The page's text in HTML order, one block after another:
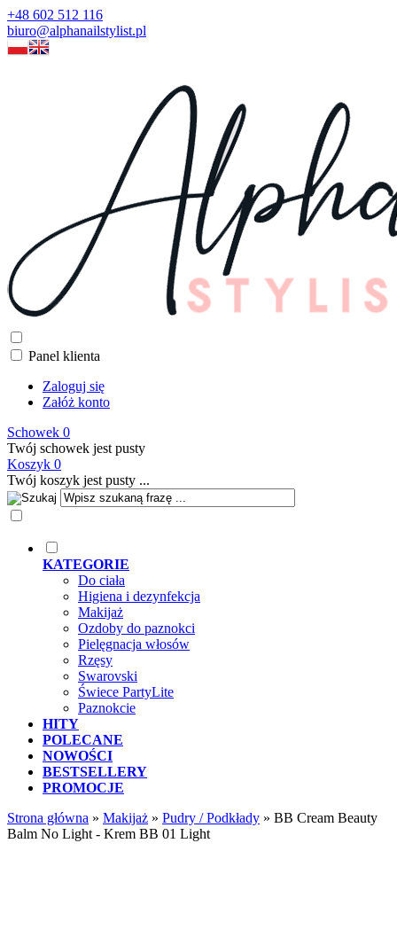
+48 602 512 116
biuro@alphanailstylist.pl
Panel klienta
Zaloguj się
Załóż konto
Schowek 0
Twój schowek jest pusty
Koszyk 0
Twój koszyk jest pusty ...
KATEGORIE
Do ciała
Higiena i dezynfekcja
Makijaż
Ozdoby do paznokci
Pielęgnacja włosów
Rzęsy
Swarovski
Świece PartyLite
Paznokcie
HITY
POLECANE
NOWOŚCI
BESTSELLERY
PROMOCJE
Strona główna » Makijaż » Pudry / Podkłady » BB Cream Beauty
Balm No Light - Krem BB 01 Light